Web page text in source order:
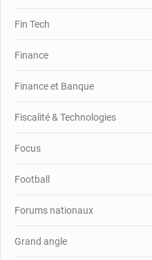
Fin Tech
Finance
Finance et Banque
Fiscalité & Technologies
Focus
Football
Forums nationaux
Grand angle